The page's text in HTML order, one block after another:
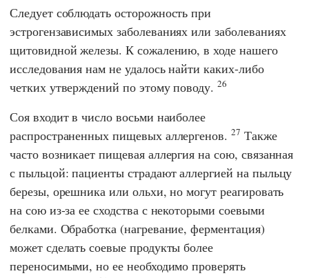
Следует соблюдать осторожность при
эстрогензависимых заболеваниях или заболеваниях
щитовидной железы. К сожалению, в ходе нашего
исследования нам не удалось найти каких-либо
четких утверждений по этому поводу.26
Соя входит в число восьми наиболее
распространенных пищевых аллергенов.27 Также
часто возникает пищевая аллергия на сою, связанная
с пыльцой: пациенты страдают аллергией на пыльцу
березы, орешника или ольхи, но могут реагировать
на сою из-за ее сходства с некоторыми соевыми
белками. Обработка (нагревание, ферментация)
может сделать соевые продукты более
переносимыми, но ее необходимо проверять